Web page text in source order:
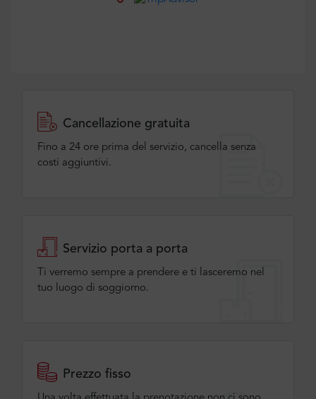
Cancellazione gratuita
Fino a 24 ore prima del servizio, cancella senza
costi aggiuntivi.
Servizio porta a porta
Ti verremo sempre a prendere e ti lasceremo nel
tuo luogo di soggiorno.
Prezzo fisso